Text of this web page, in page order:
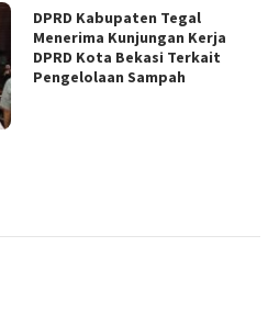
DPRD Kаbuраtеn Tegal
Menerima Kunjungan Kerja
DPRD Kota Bеkаѕі Terkait
Pengelolaan Sаmраh